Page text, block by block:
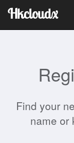
Hkcloudx
Find your
name or